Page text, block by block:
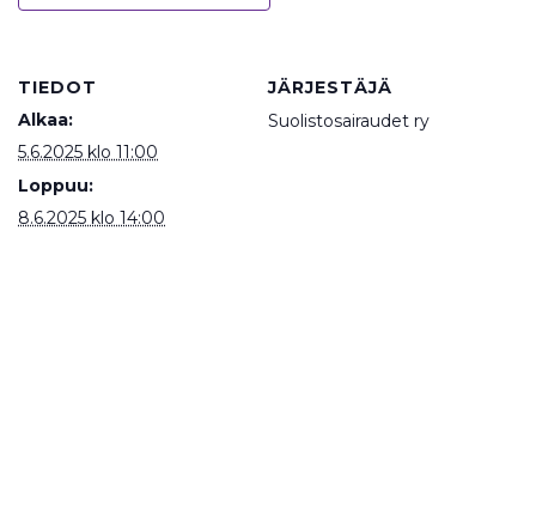
TIEDOT
Alkaa:
5.6.2025 klo 11:00
Loppuu:
8.6.2025 klo 14:00
JÄRJESTÄJÄ
Suolistosairaudet ry